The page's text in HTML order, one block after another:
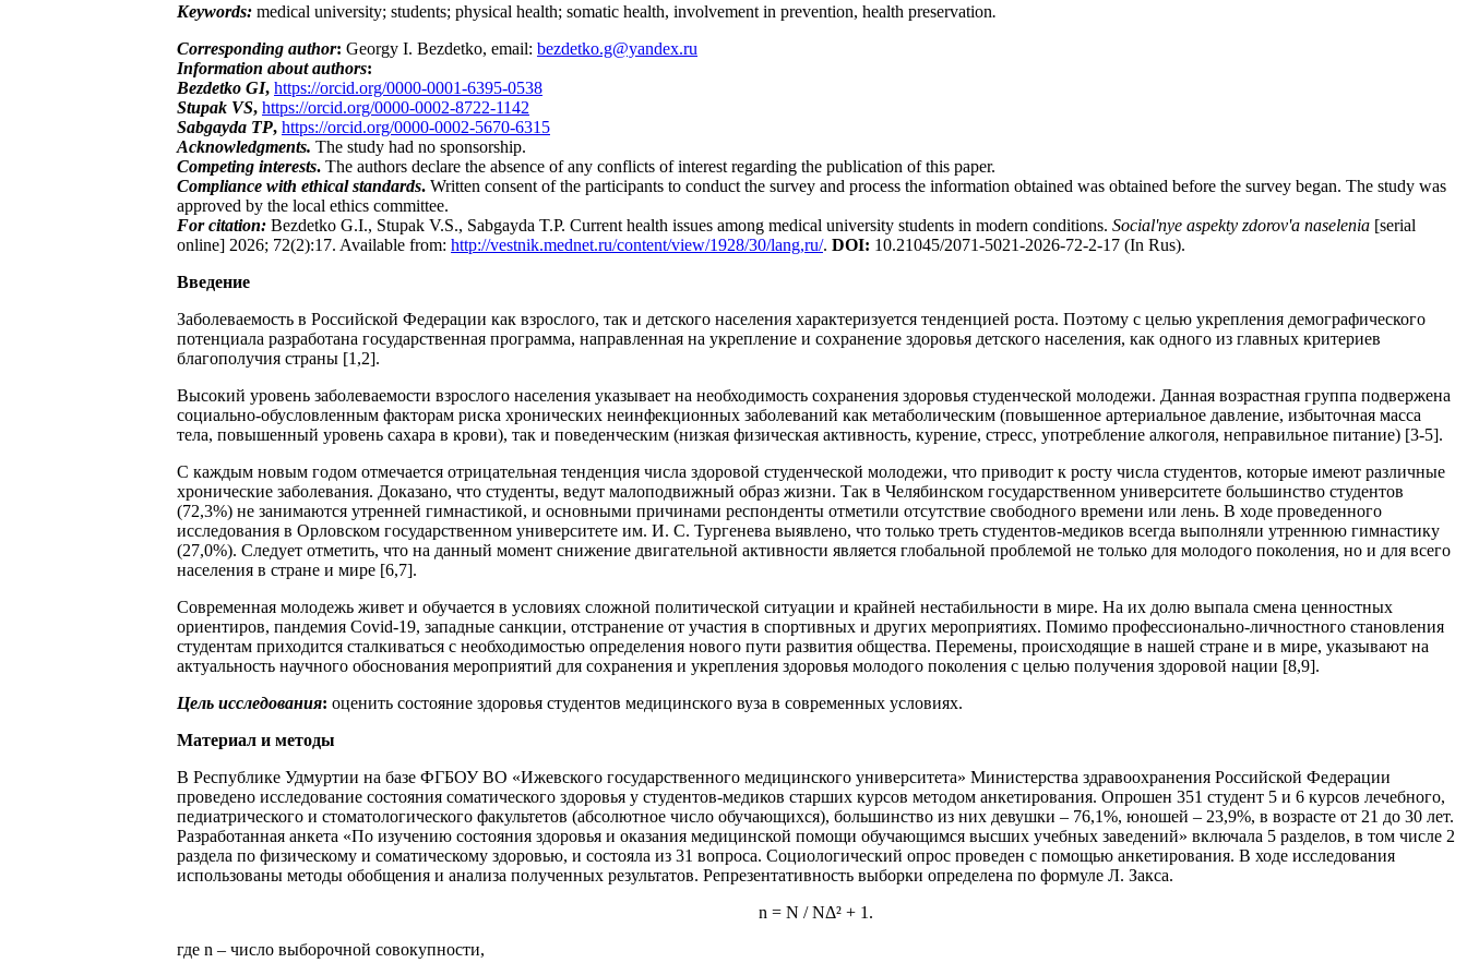
Keywords: medical university; students; physical health; somatic health, involvement in prevention, health preservation.
Corresponding author: Georgy I. Bezdetko, email: bezdetko.g@yandex.ru
Information about authors:
Bezdetko GI, https://orcid.org/0000-0001-6395-0538
Stupak VS, https://orcid.org/0000-0002-8722-1142
Sabgayda TP, https://orcid.org/0000-0002-5670-6315
Acknowledgments. The study had no sponsorship.
Competing interests. The authors declare the absence of any conflicts of interest regarding the publication of this paper.
Compliance with ethical standards. Written consent of the participants to conduct the survey and process the information obtained was obtained before the survey began. The study was
approved by the local ethics committee.
For citation: Bezdetko G.I., Stupak V.S., Sabgayda T.P. Current health issues among medical university students in modern conditions. Social'nye aspekty zdorov'a naselenia [serial
online] 2026; 72(2):17. Available from: http://vestnik.mednet.ru/content/view/1928/30/lang,ru/. DOI: 10.21045/2071-5021-2026-72-2-17 (In Rus).
Введение
Заболеваемость в Российской Федерации как взрослого, так и детского населения характеризуется тенденцией роста. Поэтому с целью укрепления демографического
потенциала разработана государственная программа, направленная на укрепление и сохранение здоровья детского населения, как одного из главных критериев
благополучия страны [1,2].
Высокий уровень заболеваемости взрослого населения указывает на необходимость сохранения здоровья студенческой молодежи. Данная возрастная группа подвержена
социально-обусловленным факторам риска хронических неинфекционных заболеваний как метаболическим (повышенное артериальное давление, избыточная масса
тела, повышенный уровень сахара в крови), так и поведенческим (низкая физическая активность, курение, стресс, употребление алкоголя, неправильное питание) [3-5].
С каждым новым годом отмечается отрицательная тенденция числа здоровой студенческой молодежи, что приводит к росту числа студентов, которые имеют различные
хронические заболевания. Доказано, что студенты, ведут малоподвижный образ жизни. Так в Челябинском государственном университете большинство студентов
(72,3%) не занимаются утренней гимнастикой, и основными причинами респонденты отметили отсутствие свободного времени или лень. В ходе проведенного
исследования в Орловском государственном университете им. И. С. Тургенева выявлено, что только треть студентов-медиков всегда выполняли утреннюю гимнастику
(27,0%). Следует отметить, что на данный момент снижение двигательной активности является глобальной проблемой не только для молодого поколения, но и для всего
населения в стране и мире [6,7].
Современная молодежь живет и обучается в условиях сложной политической ситуации и крайней нестабильности в мире. На их долю выпала смена ценностных
ориентиров, пандемия Covid-19, западные санкции, отстранение от участия в спортивных и других мероприятиях. Помимо профессионально-личностного становления
студентам приходится сталкиваться с необходимостью определения нового пути развития общества. Перемены, происходящие в нашей стране и в мире, указывают на
актуальность научного обоснования мероприятий для сохранения и укрепления здоровья молодого поколения с целью получения здоровой нации [8,9].
Цель исследования: оценить состояние здоровья студентов медицинского вуза в современных условиях.
Материал и методы
В Республике Удмуртии на базе ФГБОУ ВО «Ижевского государственного медицинского университета» Министерства здравоохранения Российской Федерации
проведено исследование состояния соматического здоровья у студентов-медиков старших курсов методом анкетирования. Опрошен 351 студент 5 и 6 курсов лечебного,
педиатрического и стоматологического факультетов (абсолютное число обучающихся), большинство из них девушки – 76,1%, юношей – 23,9%, в возрасте от 21 до 30 лет.
Разработанная анкета «По изучению состояния здоровья и оказания медицинской помощи обучающимся высших учебных заведений» включала 5 разделов, в том числе 2
раздела по физическому и соматическому здоровью, и состояла из 31 вопроса. Социологический опрос проведен с помощью анкетирования. В ходе исследования
использованы методы обобщения и анализа полученных результатов. Репрезентативность выборки определена по формуле Л. Закса.
n = N / NΔ² + 1.
где n – число выборочной совокупности,